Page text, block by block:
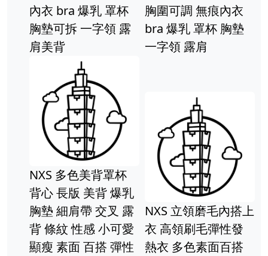
爆乳 罩杯
拆 一字領 露
胸圍可調 無痕內衣
bra 爆乳 罩杯 胸墊
一字領 露肩
色美背罩杯
版 美背 爆乳
肩帶 交叉 露
性感 小可愛
面 百搭 彈性
NXS 立領磨毛內搭上
衣 高領刷毛彈性發
熱衣 多色素面百搭
罩杯 胸
集中 大
NXS
冰絲 針
短袖 上
大奶 百
韓國